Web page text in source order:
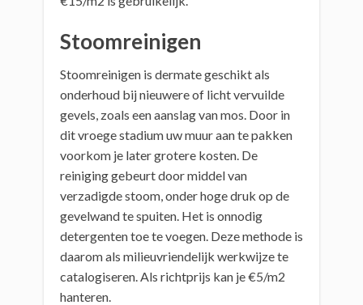
Stoomreinigen
Stoomreinigen is dermate geschikt als
onderhoud bij nieuwere of licht vervuilde
gevels, zoals een aanslag van mos. Door in
dit vroege stadium uw muur aan te pakken
voorkom je later grotere kosten. De
reiniging gebeurt door middel van
verzadigde stoom, onder hoge druk op de
gevelwand te spuiten. Het is onnodig
detergenten toe te voegen. Deze methode is
daarom als milieuvriendelijk werkwijze te
catalogiseren. Als richtprijs kan je €5/m2
hanteren.